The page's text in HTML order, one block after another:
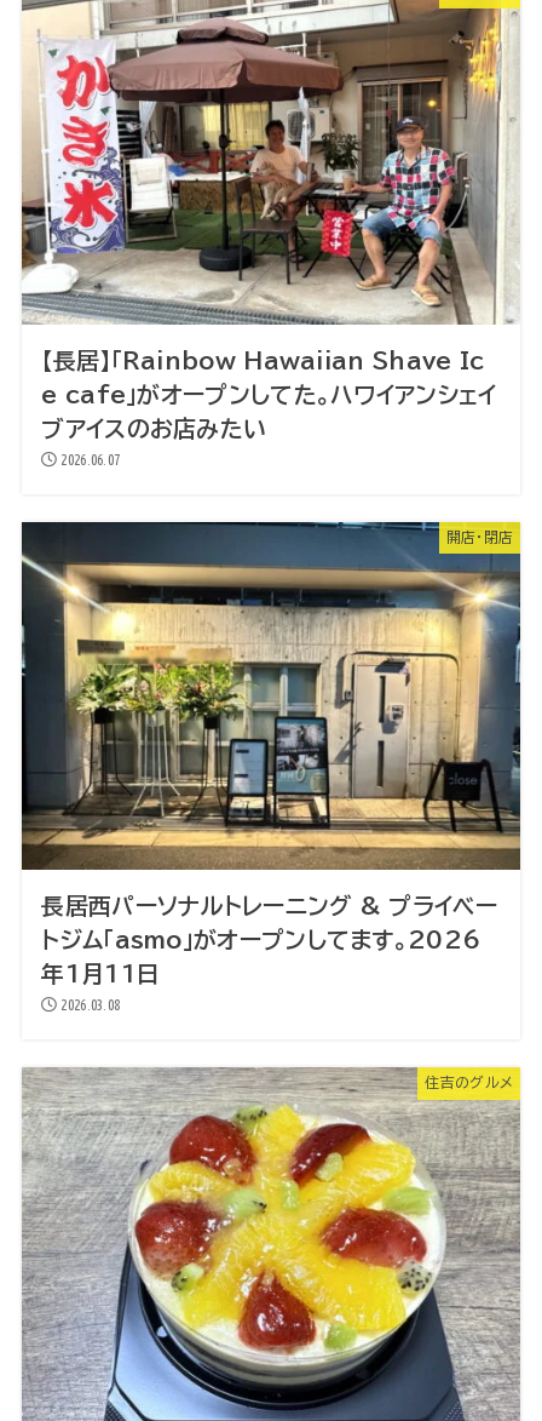
【長居】「Rainbow Hawaiian Shave Ic
e cafe」がオープンしてた。ハワイアンシェイ
ブアイスのお店みたい
2026.06.07
開店・閉店
長居西パーソナルトレーニング & プライベー
トジム「asmo」がオープンしてます。2026
年1月11日
2026.03.08
住吉のグルメ